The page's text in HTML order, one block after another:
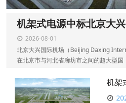
2026-08-01
北京大兴国际机场（Beijing Daxing
在北京市与河北省廊坊市之间的超大型国